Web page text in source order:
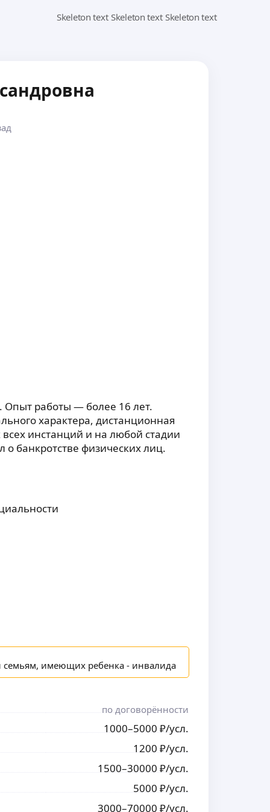
работы — более 16 лет.
характера, дистанционная
инстанций и на любой стадии
банкротстве физических лиц.
семьям, имеющих ребенка - инвалида
по договорённости
1000–5000 ₽/усл.
1200 ₽/усл.
1500–30000 ₽/усл.
5000 ₽/усл.
3000–70000 ₽/усл.